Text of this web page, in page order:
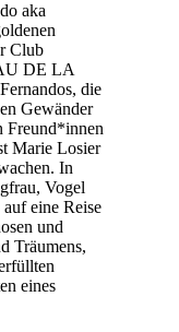
aka
Club
DE LA
die
Gewänder
Freund*innen
Marie Losier
In
Vogel
eine Reise
und
Träumens,
eines